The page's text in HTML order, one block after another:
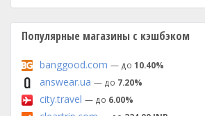
Популярные магазины с кэшбэком
banggood.com — до 10.40%
answear.ua — до 7.20%
city.travel — до 6.00%